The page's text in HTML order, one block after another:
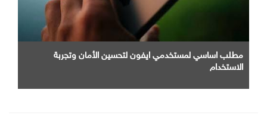
مطلب اساسي لمستخدمي ايفون لتحسين الأمان وتجربة
الاستخدام